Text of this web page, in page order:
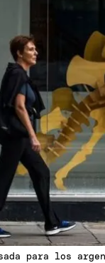
para los